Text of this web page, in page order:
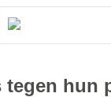
hun